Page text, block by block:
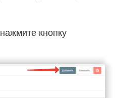
нажмите кнопку